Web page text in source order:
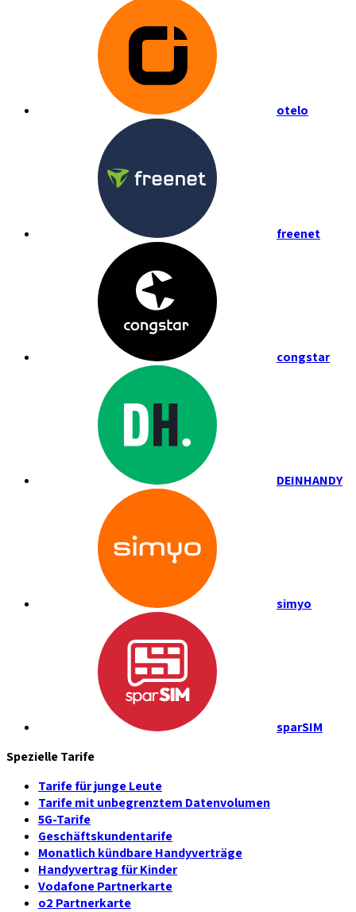
otelo
freenet
congstar
DEINHANDY
simyo
sparSIM
Spezielle Tarife
Tarife für junge Leute
Tarife mit unbegrenztem Datenvolumen
5G-Tarife
Geschäftskundentarife
Monatlich kündbare Handyverträge
Handyvertrag für Kinder
Vodafone Partnerkarte
o2 Partnerkarte